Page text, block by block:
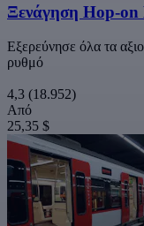
Ξενάγηση Hop-
Εξερεύνησε όλα τα
ρυθμό
4,3 (18.952)
Από
25,35 $